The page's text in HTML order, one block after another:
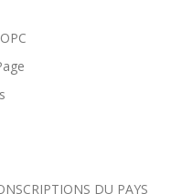
DU PAYS